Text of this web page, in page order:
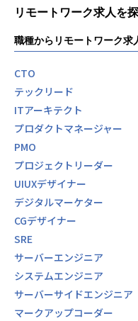
リモートワーク求人を
職種からリモートワーク求
CTO
テックリード
ITアーキテクト
プロダクトマネージャー
PMO
プロジェクトリーダー
UIUXデザイナー
デジタルマーケター
CGデザイナー
SRE
サーバーエンジニア
システムエンジニア
サーバーサイドエンジニア
マークアップコーダー